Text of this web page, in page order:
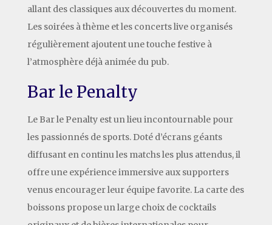
allant des classiques aux découvertes du moment.
Les soirées à thème et les concerts live organisés
régulièrement ajoutent une touche festive à
l’atmosphère déjà animée du pub.
Bar le Penalty
Le Bar le Penalty est un lieu incontournable pour
les passionnés de sports. Doté d’écrans géants
diffusant en continu les matchs les plus attendus, il
offre une expérience immersive aux supporters
venus encourager leur équipe favorite. La carte des
boissons propose un large choix de cocktails